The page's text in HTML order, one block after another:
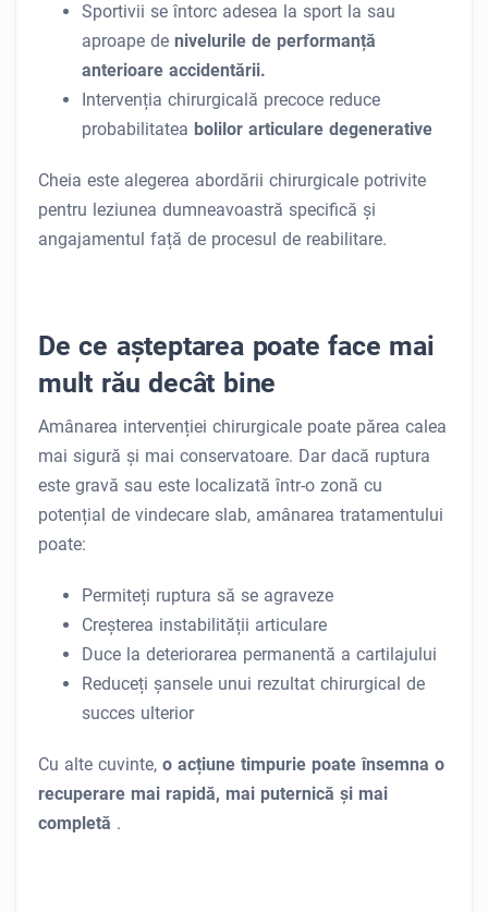
Sportivii se întorc adesea la sport la sau
aproape de nivelurile de performanță
anterioare accidentării.
Intervenția chirurgicală precoce reduce
probabilitatea bolilor articulare degenerative
Cheia este alegerea abordării chirurgicale potrivite
pentru leziunea dumneavoastră specifică și
angajamentul față de procesul de reabilitare.
De ce așteptarea poate face mai
mult rău decât bine
Amânarea intervenției chirurgicale poate părea calea
mai sigură și mai conservatoare. Dar dacă ruptura
este gravă sau este localizată într-o zonă cu
potențial de vindecare slab, amânarea tratamentului
poate:
Permiteți ruptura să se agraveze
Creșterea instabilității articulare
Duce la deteriorarea permanentă a cartilajului
Reduceți șansele unui rezultat chirurgical de
succes ulterior
Cu alte cuvinte, o acțiune timpurie poate însemna o
recuperare mai rapidă, mai puternică și mai
completă .